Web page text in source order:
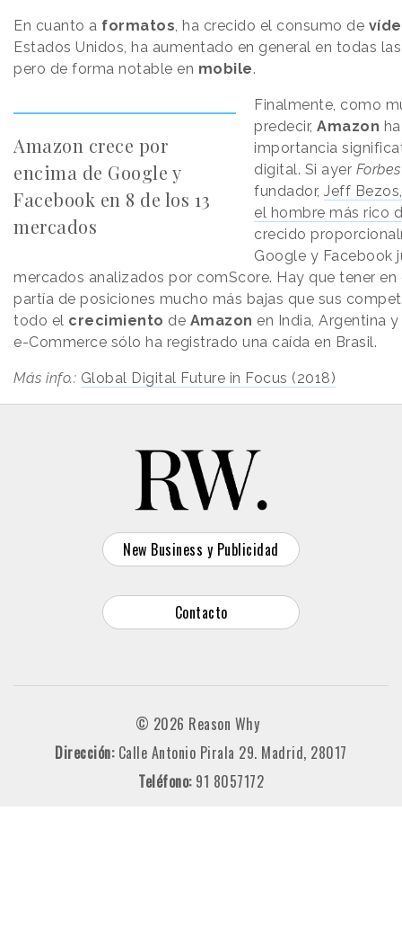
En cuanto a formatos, ha crecido el consumo de
Estados Unidos, ha aumentado en general en todas
pero de forma notable en mobile.
Amazon crece por
encima de Google y
Facebook en 8 de los 13
mercados
Finalmente, como
predecir, Amazon
importancia
digital. Si ayer Forbes
fundador, Jeff
el hombre más rico
crecido
Google y Facebook
mercados analizados por comScore. Hay que tener en
partía de posiciones mucho más bajas que sus
todo el crecimiento de Amazon en India, Argentina
e-Commerce sólo ha registrado una caída en Brasil.
Más info.: Global Digital Future in Focus (2018)
New Business y Publicidad
Contacto
© 2026 Reason Why
Dirección: Calle Antonio Pirala 29. Madrid, 28017
Teléfono: 91 8057172